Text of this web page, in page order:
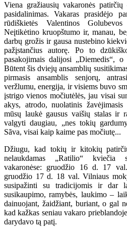
Viena gražiausių vakaronės
pasidalinimas. Vakaras prasidėjo
rūdiškietės Valentinos
Neįtikėtino kruopštumo ir, manau,
darbų grožis ir gausa nustebino
pažįstančius autorę. Po to
pasakojimais dalijosi „Diemedis“,
Būtent šis dviejų ansamblių
pirmasis ansamblis senjorų,
veržlumu, energija, ir visiems buvo
įstrigo vienos močiutėlės, jau visai
akys, atrodo, nuolatinis
mūsų laukė gausus vaišių stalas ir
valgyti daugiau, „nes tokių
Sãva, visai kaip kaime pas močiutę...
Džiugu, kad tokių ir kitokių
nelaukdamas „Ratilio“ kviečia
vakaronėse: gruodžio 16 d. 17
gruodžio 17 d. 18 val. Vilniaus
susipažinti su tradicijomis ir dar
susikaupimo, ramybės, laukimo –
dainuojant, žaidžiant, buriant, o gal
kad kažkas seniau vakaro
darydavo tą patį.